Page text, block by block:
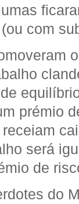
com
prémio
será
de
do